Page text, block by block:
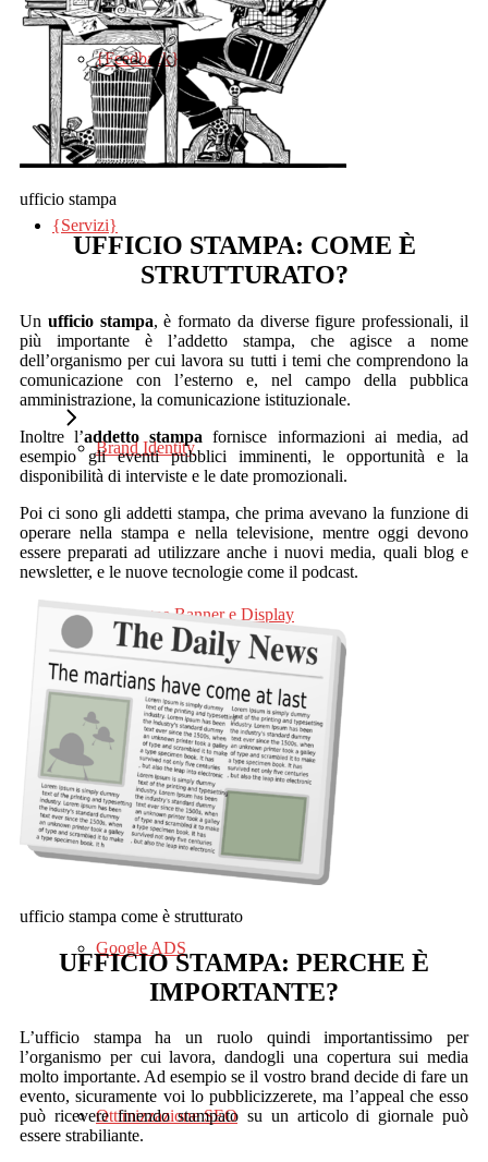
Siti Web
Social Network
Ufficio Stampa
{Feedback}
{Servizi}
Brand Identity
Campagne Banner e Display
Gestione Newsletter
Google ADS
Ottimizzazione SEO
ufficio stampa
UFFICIO STAMPA: COME È
STRUTTURATO?
Un ufficio stampa, è formato da diverse figure professionali, il
più importante è l’addetto stampa, che agisce a nome
dell’organismo per cui lavora su tutti i temi che comprendono la
comunicazione con l’esterno e, nel campo della pubblica
amministrazione, la comunicazione istituzionale.
Inoltre l’addetto stampa fornisce informazioni ai media, ad
esempio gli eventi pubblici imminenti, le opportunità e la
disponibilità di interviste e le date promozionali.
Poi ci sono gli addetti stampa, che prima avevano la funzione di
operare nella stampa e nella televisione, mentre oggi devono
essere preparati ad utilizzare anche i nuovi media, quali blog e
newsletter, e le nuove tecnologie come il podcast.
ufficio stampa come è strutturato
UFFICIO STAMPA: PERCHE È
IMPORTANTE?
L’ufficio stampa ha un ruolo quindi importantissimo per
l’organismo per cui lavora, dandogli una copertura sui media
molto importante. Ad esempio se il vostro brand decide di fare un
evento, sicuramente voi lo pubblicizzerete, ma l’appeal che esso
può ricevere finendo stampato su un articolo di giornale può
essere strabiliante.